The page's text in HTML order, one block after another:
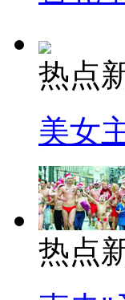
热点
美女
热点